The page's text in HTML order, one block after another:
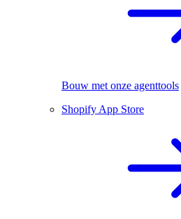
Bouw met onze agenttools
Shopify App Store